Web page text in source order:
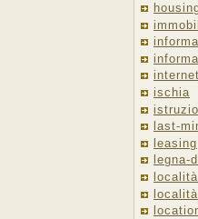
internet
ischia
last-
leasing
legna-
località